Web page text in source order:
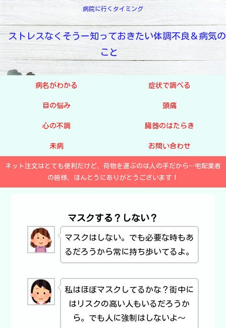
病院に行くタイミング
ストレスなくそうー知っておきたい体調不良＆病気の
こと
病名がわかる 症状で調べる
目の悩み 頭痛
心の不調 臓器のはたらき
未病 お問い合わせ
ネット注文はとても便利だけど、荷物を運ぶのは人の手だから…宅配業者
の皆様、ほんとうにありがとうございます！
マスクする？しない？
マスクはしない。でも必要な時もあ
るだろうから常に持ち歩いてるよ。
私はほぼマスクしてるかな？街中に
はリスクの高い人もいるだろうか
ら。でも人に強制はしないよ～